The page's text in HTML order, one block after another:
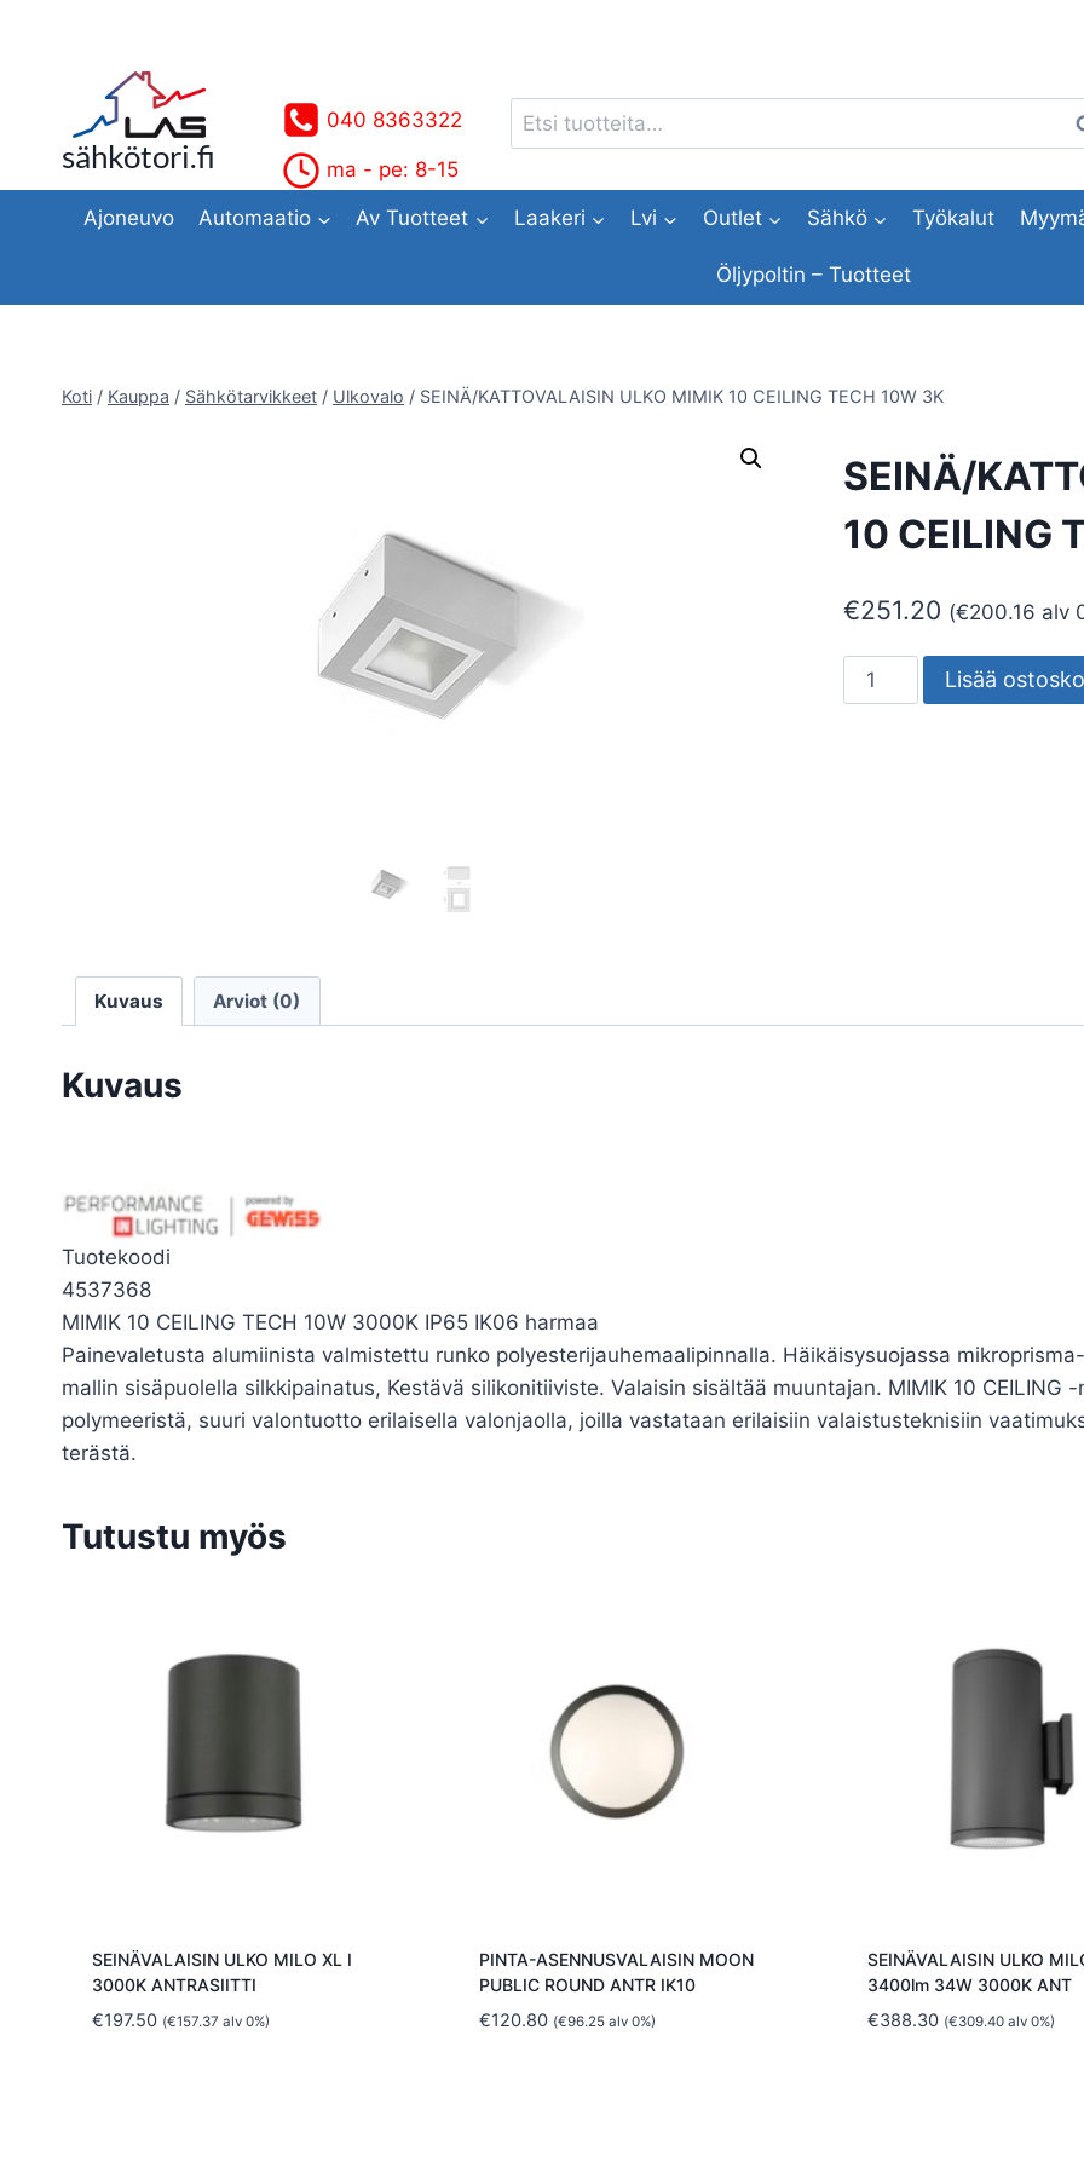
sähkötori.fi
040 8363322
ma - pe: 8-15
Etsi:
Ajoneuvo Automaatio Av Tuotteet Laakeri Lvi Outlet Sähkö Työkalut
Öljypoltin – Tuotteet
Koti / Kauppa / Sähkötarvikkeet / Ulkovalo / SEINÄ/KATTOVALAISIN ULKO MIMIK 10 CEILING TECH 10W 3K
SEINÄ/
10 CEILING
€251.20 (€200.16 alv
SEINÄ/KATTOVALAISIN
ULKO
Lisää
Kuvaus Arviot (0)
Kuvaus
Tuotekoodi
4537368
MIMIK 10 CEILING TECH 10W 3000K IP65 IK06 harmaa
Painevaletusta alumiinista valmistettu runko polyesterijauhemaalipinnalla. Häikäisysuojassa
mallin sisäpuolella silkkipainatus, Kestävä silikonitiiviste. Valaisin sisältää muuntajan. MIMIK 10
polymeeristä, suuri valontuotto erilaisella valonjaolla, joilla vastataan erilaisiin valaistusteknisiin
terästä.
Tutustu myös
SEINÄVALAISIN ULKO MILO XL I
3000K ANTRASIITTI
€197.50 (€157.37 alv 0%)
PINTA-ASENNUSVALAISIN MOON
PUBLIC ROUND ANTR IK10
€120.80 (€96.25 alv 0%)
SEINÄVALAISIN ULKO
3400lm 34W 3000K ANT
€388.30 (€309.40alv 0%)